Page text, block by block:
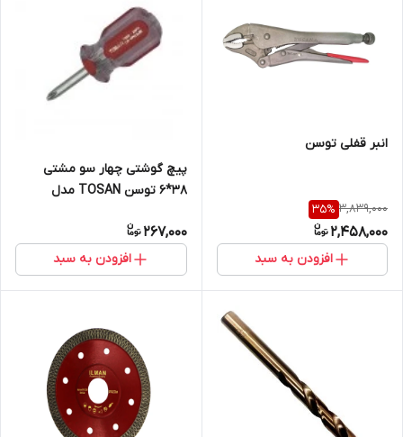
انبر قفلی توسن
3,839,000
35%
2,458,000
افزودن به سبد
پیچ گوشتی چهار سو مشتی
38*6 توسن TOSAN مدل
267,000
افزودن به سبد